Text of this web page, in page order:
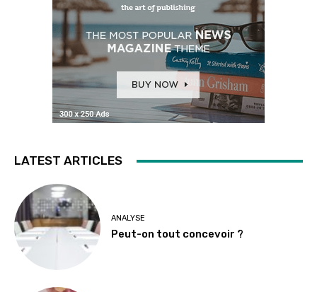
LATEST ARTICLES
ANALYSE
Peut-on tout concevoir ?